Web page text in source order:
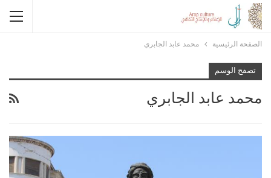
الصفحة الرئيسية محمد عابد الجابري
تصفح الوسم
محمد عابد الجابري